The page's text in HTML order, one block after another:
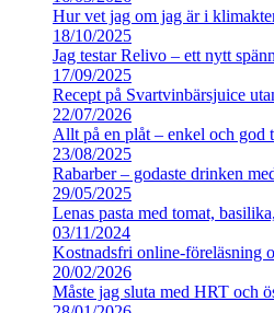
Hur vet jag om jag är i
18/10/2025
Jag testar Relivo – ett nytt
17/09/2025
Recept på Svartvinbärsjuice
22/07/2026
Allt på en plåt – enkel och god
23/08/2025
Rabarber – godaste drinken
29/05/2025
Lenas pasta med tomat,
03/11/2024
Kostnadsfri online-föreläsning
20/02/2026
Måste jag sluta med HRT och